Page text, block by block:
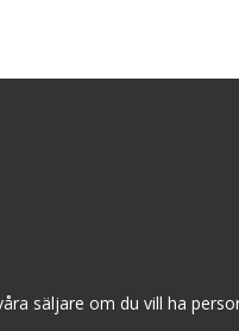
säljare om du vill ha